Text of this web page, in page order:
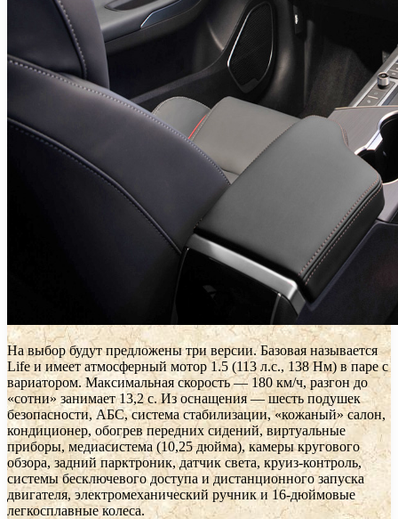
На выбор будут предложены три версии. Базовая называется
Life и имеет атмосферный мотор 1.5 (113 л.с., 138 Нм) в паре с
вариатором. Максимальная скорость — 180 км/ч, разгон до
«сотни» занимает 13,2 с. Из оснащения — шесть подушек
безопасности, АБС, система стабилизации, «кожаный» салон,
кондиционер, обогрев передних сидений, виртуальные
приборы, медиасистема (10,25 дюйма), камеры кругового
обзора, задний парктроник, датчик света, круиз-контроль,
системы бесключевого доступа и дистанционного запуска
двигателя, электромеханический ручник и 16-дюймовые
легкосплавные колеса.